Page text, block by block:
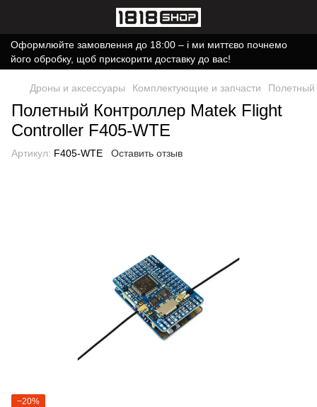
Оформлюйте замовлення до 18:00 – і ми миттєво почнемо
його обробку, щоб прискорити доставку до вас!
Дроны и аксессуары Комплектующие и запчасти Полетный
Полетный Контроллер Matek Flight
Controller F405-WTE
Артикул: F405-WTE Оставить отзыв
−20%